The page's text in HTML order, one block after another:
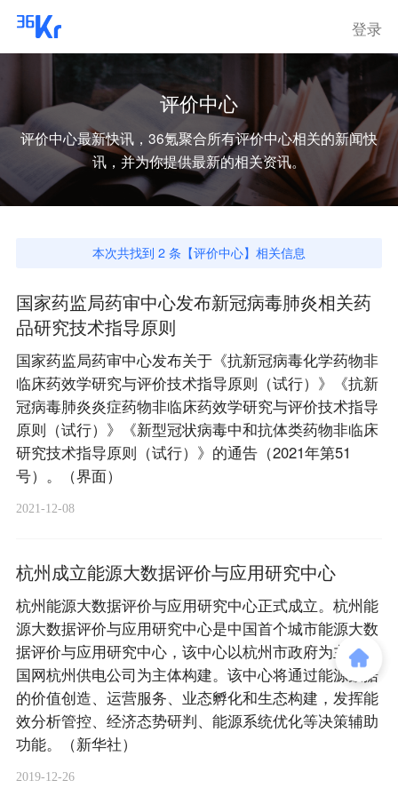
登录
评价中心
评价中心最新快讯，36氪聚合所有评价中心相关的新闻快
讯，并为你提供最新的相关资讯。
本次共找到 2 条【评价中心】相关信息
国家药监局药审中心发布新冠病毒肺炎相关药
品研究技术指导原则
国家药监局药审中心发布关于《抗新冠病毒化学药物非
临床药效学研究与评价技术指导原则（试行）》《抗新
冠病毒肺炎炎症药物非临床药效学研究与评价技术指导
原则（试行）》《新型冠状病毒中和抗体类药物非临床
研究技术指导原则（试行）》的通告（2021年第51
号）。（界面）
2021-12-08
杭州成立能源大数据评价与应用研究中心
杭州能源大数据评价与应用研究中心正式成立。杭州能
源大数据评价与应用研究中心是中国首个城市能源大数
据评价与应用研究中心，该中心以杭州市政府为主导、
国网杭州供电公司为主体构建。该中心将通过能源数据
的价值创造、运营服务、业态孵化和生态构建，发挥能
效分析管控、经济态势研判、能源系统优化等决策辅助
功能。（新华社）
2019-12-26